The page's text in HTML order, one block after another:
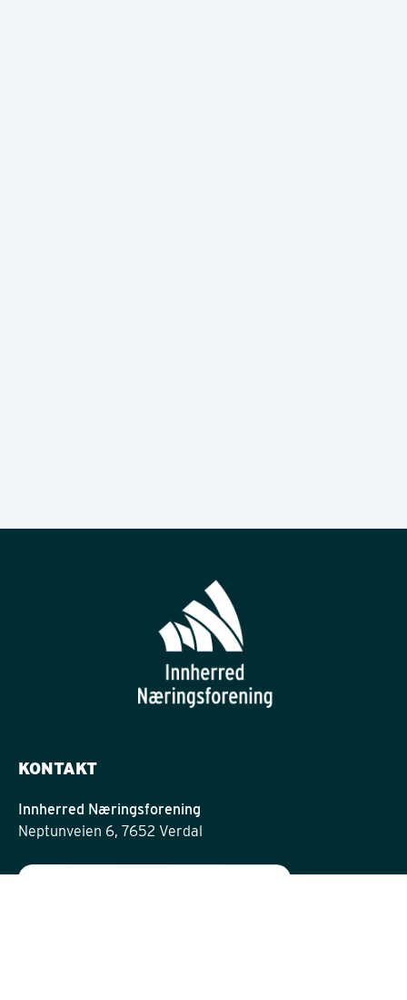
KONTAKT
Innherred Næringsforening
Neptunveien 6, 7652 Verdal